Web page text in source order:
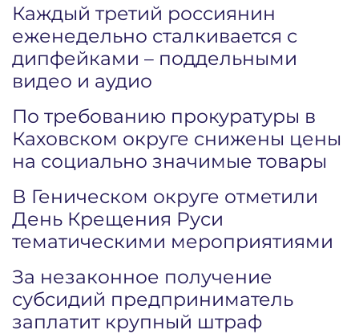
Каждый третий россиянин
еженедельно сталкивается с
дипфейками – поддельными
видео и аудио
По требованию прокуратуры в
Каховском округе снижены цены
на социально значимые товары
В Геническом округе отметили
День Крещения Руси
тематическими мероприятиями
За незаконное получение
субсидий предприниматель
заплатит крупный штраф